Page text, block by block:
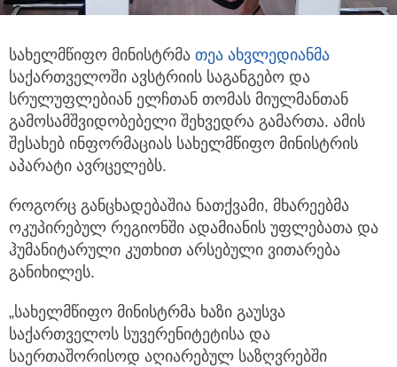
სახელმწიფო მინისტრმა თეა ახვლედიანმა
საქართველოში ავსტრიის საგანგებო და
სრულუფლებიან ელჩთან თომას მიულმანთან
გამოსამშვიდობებელი შეხვედრა გამართა. ამის
შესახებ ინფორმაციას სახელმწიფო მინისტრის
აპარატი ავრცელებს.
როგორც განცხადებაშია ნათქვამი, მხარეებმა
ოკუპირებულ რეგიონში ადამიანის უფლებათა და
ჰუმანიტარული კუთხით არსებული ვითარება
განიხილეს.
„სახელმწიფო მინისტრმა ხაზი გაუსვა
საქართველოს სუვერენიტეტისა და
საერთაშორისოდ აღიარებულ საზღვრებში